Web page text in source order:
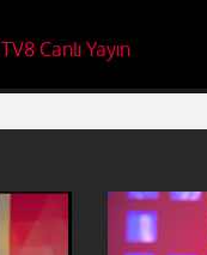
TV8 Canlı Yayın